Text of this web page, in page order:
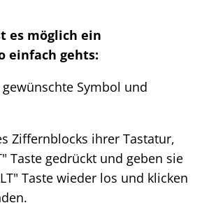
es möglich ein
einfach gehts:
Symbol und
Ziffernblocks ihrer Tastatur,
Taste gedrückt und geben sie
Taste wieder los und klicken